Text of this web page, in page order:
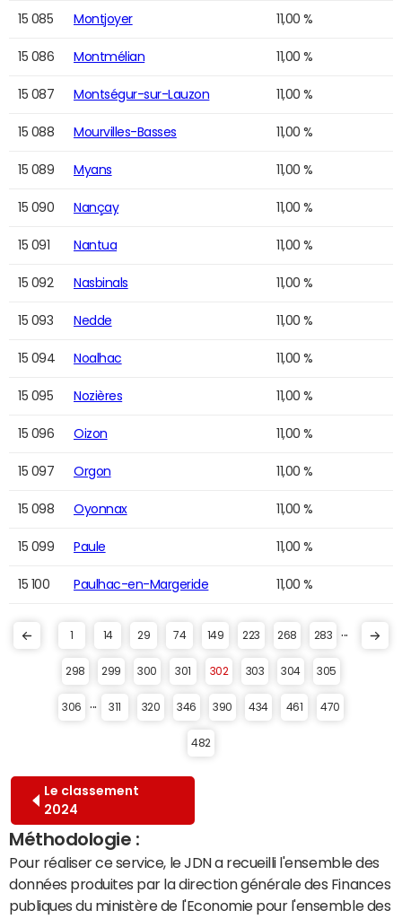
15 085 Montjoyer 11,00 %
15 086 Montmélian 11,00 %
15 087 Montségur-sur-Lauzon 11,00 %
15 088 Mourvilles-Basses 11,00 %
15 089 Myans 11,00 %
15 090 Nançay 11,00 %
15 091 Nantua 11,00 %
15 092 Nasbinals 11,00 %
15 093 Nedde 11,00 %
15 094 Noalhac 11,00 %
15 095 Nozières 11,00 %
15 096 Oizon 11,00 %
15 097 Orgon 11,00 %
15 098 Oyonnax 11,00 %
15 099 Paule 11,00 %
15 100 Paulhac-en-Margeride 11,00 %
1 14 29 74 149 223 268 283
298 299 300 301 302 303 304 305
306 311 320 346 390 434 461 470
482
Le classement
2024
Méthodologie :
Pour réaliser ce service, le JDN a recueilli l'ensemble des
données produites par la direction générale des Finances
publiques du ministère de l'Economie pour l'ensemble des